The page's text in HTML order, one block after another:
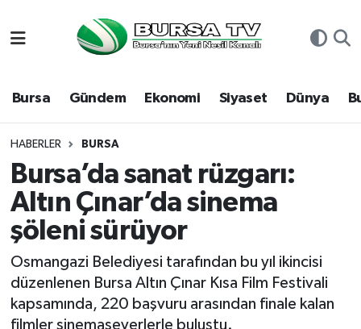
Bursa Gündem Ekonomi Siyaset Dünya
HABERLER BURSA
Bursa’da sanat rüzgarı:
Altın Çınar’da sinema
şöleni sürüyor
Osmangazi Belediyesi tarafından bu yıl ikincisi
düzenlenen Bursa Altın Çınar Kısa Film Festivali
kapsamında, 220 başvuru arasından finale kalan
filmler sinemaseverlerle buluştu.
Bursa
Dünya
Eğitim
Ekonomi
Genel
Gündem
Hava Durumu
Namaz Vakitleri
Trafik Durumu
Süper Lig Puan Durumu ve Fikstür
Tüm Manşetler
Son Dakika Haberleri